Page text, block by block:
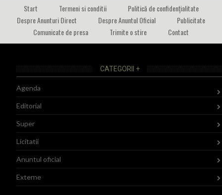
Start Termeni si conditii
Politică de confidențialitate
Despre Anunturi Direct
Despre Anuntul Oficial
Publicitate
Comunicate de presa
Trimite o stire Contact
CATEGORII +
Agenda
Editorial
Super
Licitatii
Anuntul oficial
Externe